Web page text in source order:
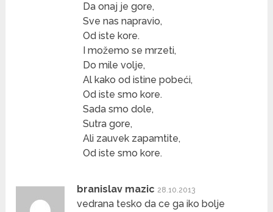
Da onaj je gore,
Sve nas napravio,
Od iste kore.
I možemo se mrzeti,
Do mile volje,
Al kako od istine pobeći,
Od iste smo kore.
Sada smo dole,
Sutra gore,
Ali zauvek zapamtite,
Od iste smo kore.
branislav mazic 28.10.2013
vedrana tesko da ce ga iko bolje